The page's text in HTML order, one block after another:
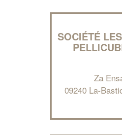
SOCIÉTÉ
Za
09240 La-